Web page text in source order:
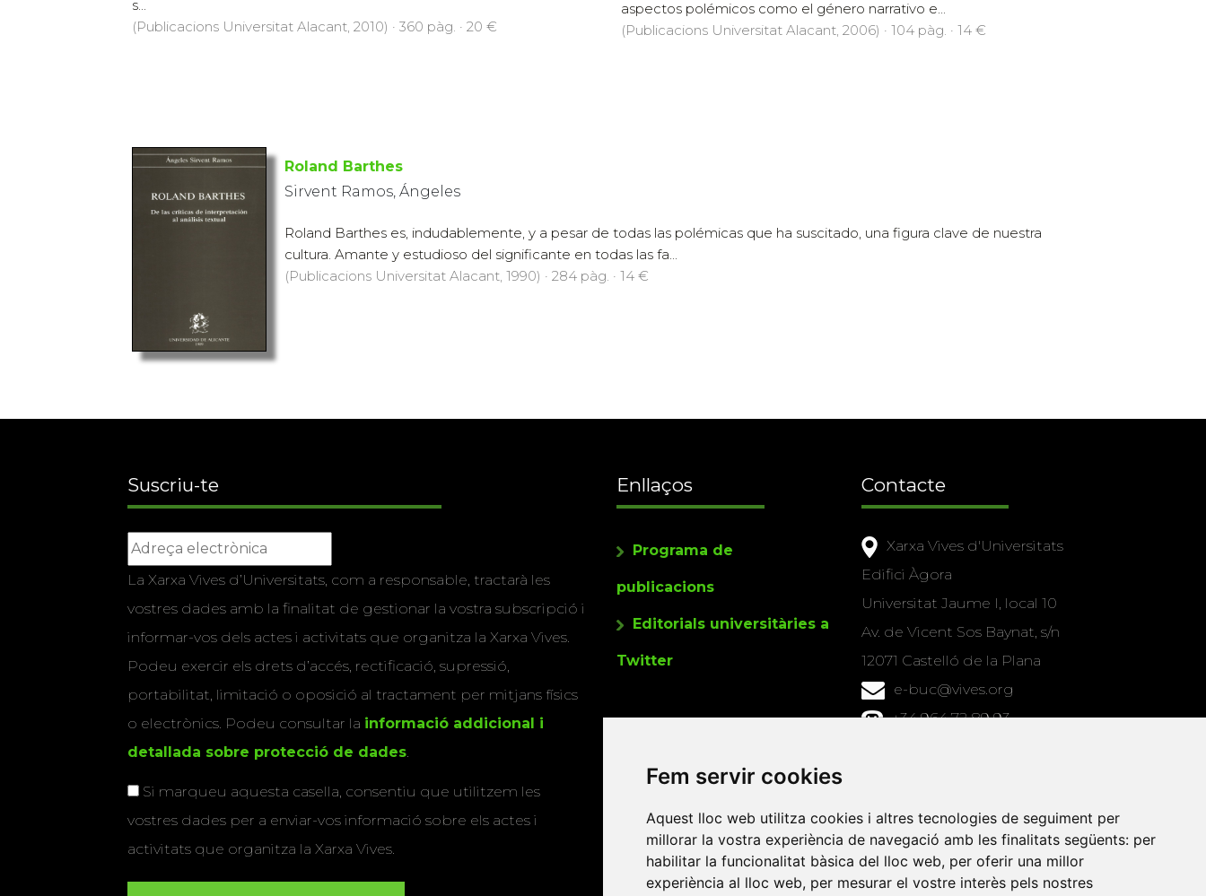
Fem servir cookies
Aquest lloc web utilitza cookies i altres tecnologies de seguiment per
millorar la vostra experiència de navegació amb les finalitats següents: per
habilitar la funcionalitat bàsica del lloc web, per oferir una millor
experiència al lloc web, per mesurar el vostre interès pels nostres
s...
(Publicacions Universitat Alacant, 2010) · 360 pàg. · 20 €
aspectos polémicos como el género narrativo e...
(Publicacions Universitat Alacant, 2006) · 104 pàg. · 14 €
Roland Barthes
Sirvent Ramos, Ángeles
Roland Barthes es, indudablemente, y a pesar de todas las polémicas que ha suscitado, una figura clave de nuestra
cultura. Amante y estudioso del significante en todas las fa...
(Publicacions Universitat Alacant, 1990) · 284 pàg. · 14 €
Suscriu-te
La Xarxa Vives d’Universitats, com a responsable, tractarà les
vostres dades amb la finalitat de gestionar la vostra subscripció i
informar-vos dels actes i activitats que organitza la Xarxa Vives.
Podeu exercir els drets d’accés, rectificació, supressió,
portabilitat, limitació o oposició al tractament per mitjans físics
o electrònics. Podeu consultar la informació addicional i
detallada sobre protecció de dades
Si marqueu aquesta casella, consentiu que utilitzem les
vostres dades per a enviar-vos informació sobre els actes i
activitats que organitza la Xarxa Vives.
Enllaços
Programa de
publicacions
Editorials universitàries a
Twitter
Contacte
Xarxa Vives d'Universitats
Edifici Àgora
Universitat Jaume I, local 10
Av. de Vicent Sos Baynat, s/n
12071 Castelló de la Plana
e-buc@vives.org
+34 964 72 89 93